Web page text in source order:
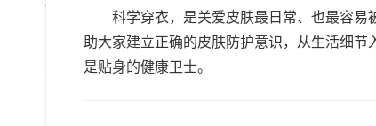
科学穿衣，是关爱皮肤最日常、也最容
助大家建立正确的皮肤防护意识，从生活细
是贴身的健康卫士。